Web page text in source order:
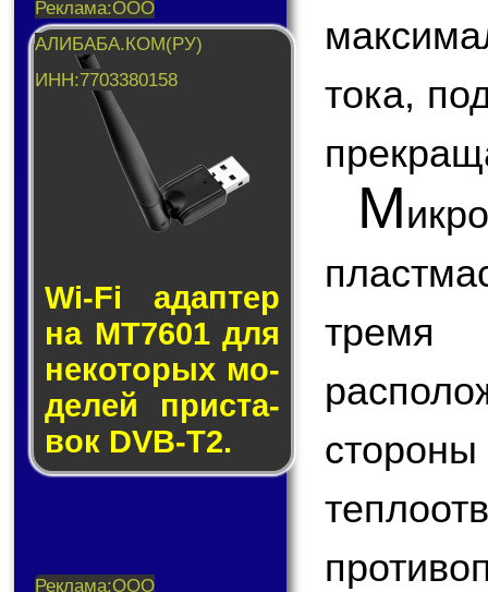
Wi-Fi адап­тер
на MT7601 для
не­ко­то­рых мо­
де­лей прис­та­
вок DVB-T2.
тока,
М
тремя